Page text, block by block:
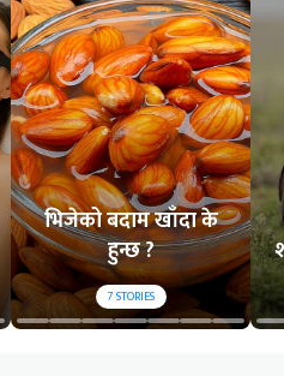
भिजेको बदाम खाँदा के
हुन्छ ?
7STORIES